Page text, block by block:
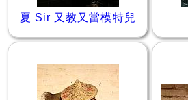
夏 Sir 又教又當模特兒